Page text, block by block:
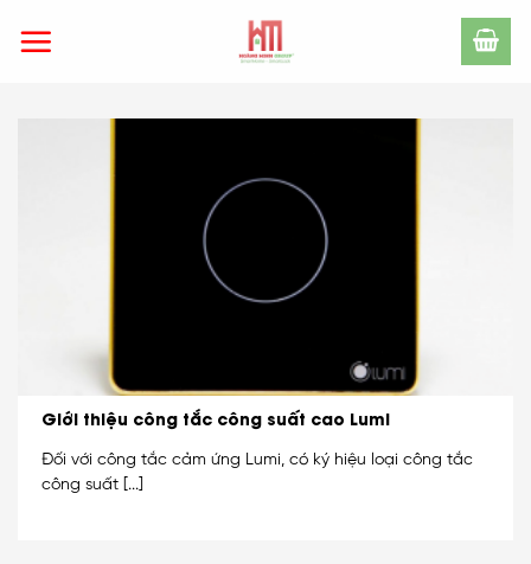
Giới thiệu công tắc công suất cao Lumi
Đối với công tắc cảm ứng Lumi, có ký hiệu loại công tắc
công suất [...]